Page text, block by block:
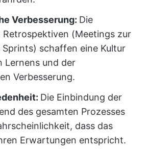
Verbesserung: Die
Retrospektiven (Meetings zur
Sprints) schaffen eine Kultur
Lernens und der
Verbesserung.
Die Einbindung der
des gesamten Prozesses
dass das
Erwartungen entspricht.